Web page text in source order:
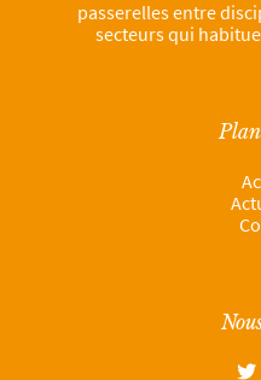
passerelles entre
secteurs qui